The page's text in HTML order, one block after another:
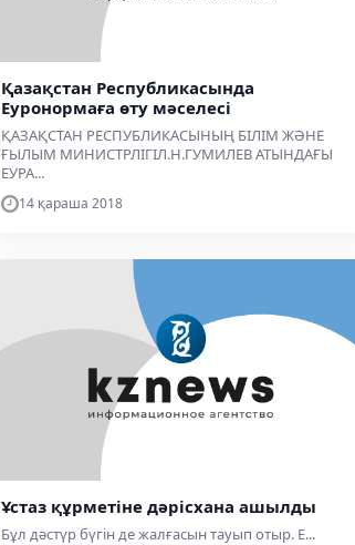
Қазақстан Республикасында
Еуронормаға өту мәселесі
ҚАЗАҚСТАН РЕСПУБЛИКАСЫНЫҢ БІЛІМ ЖӘНЕ
ҒЫЛЫМ МИНИСТРЛІГІЛ.Н.ГУМИЛЕВ АТЫНДАҒЫ
ЕУРА...
14 қараша 2018
Ұстаз құрметіне дәрісхана ашылды
Бұл дәстүр бүгін де жалғасын тауып отыр. Е...